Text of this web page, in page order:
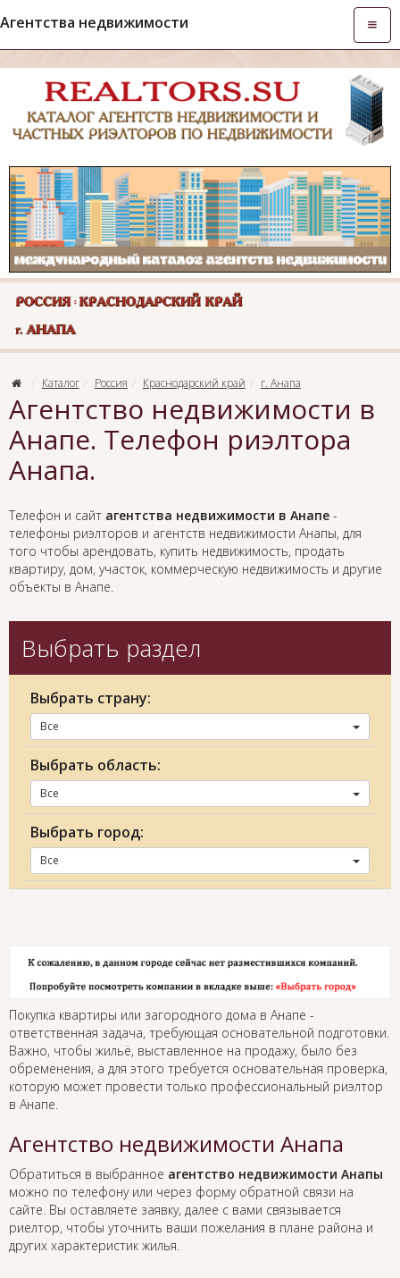
Агентства недвижимости
Каталог Россия Краснодарский край г. Анапа
Агентство недвижимости в
Анапе. Телефон риэлтора
Анапа.
Телефон и сайт агентства недвижимости в Анапе -
телефоны риэлторов и агентств недвижимости Анапы, для
того чтобы арендовать, купить недвижимость, продать
квартиру, дом, участок, коммерческую недвижимость и другие
объекты в Анапе.
Выбрать раздел
Выбрать страну:
Все
Выбрать область:
Все
Выбрать город:
Все
Покупка квартиры или загородного дома в Анапе -
ответственная задача, требующая основательной подготовки.
Важно, чтобы жильё, выставленное на продажу, было без
обременения, а для этого требуется основательная проверка,
которую может провести только профессиональный риэлтор
в Анапе.
Агентство недвижимости Анапа
Обратиться в выбранное агентство недвижимости Анапы
можно по телефону или через форму обратной связи на
сайте. Вы оставляете заявку, далее с вами связывается
риелтор, чтобы уточнить ваши пожелания в плане района и
других характеристик жилья.